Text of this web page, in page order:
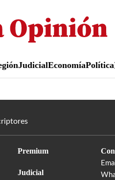
al
contenido
JudicialEconomíaPolítica
Premium
Judicial